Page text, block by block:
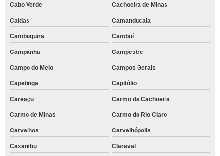
Cabo Verde Cachoeira de Minas
Caldas Camanducaia
Cambuquira Cambuí
Campanha Campestre
Campo do Meio Campos Gerais
Capetinga Capitólio
Careaçu Carmo da Cachoeira
Carmo de Minas Carmo do Rio Claro
Carvalhos Carvalhópolis
Caxambu Claraval